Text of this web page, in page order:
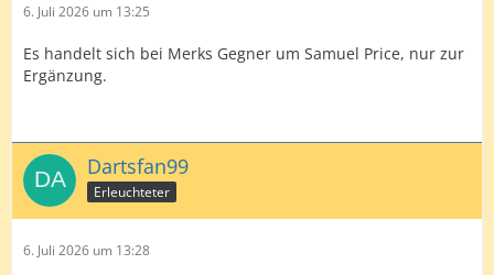
6. Juli 2026 um 13:25
Es handelt sich bei Merks Gegner um Samuel Price, nur zur
Ergänzung.
Dartsfan99
Erleuchteter
6. Juli 2026 um 13:28